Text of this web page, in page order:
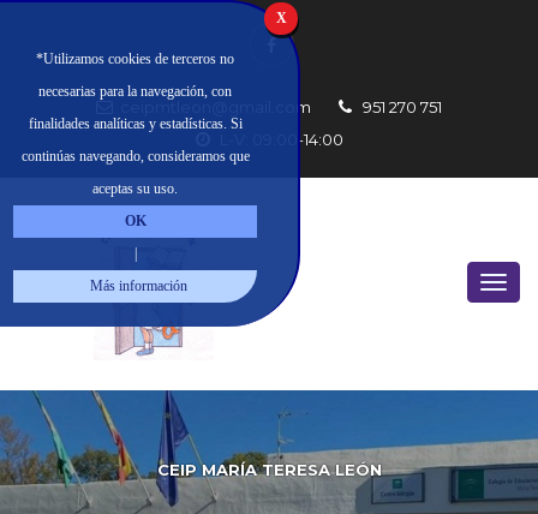
X
*Utilizamos cookies de terceros no
necesarias para la navegación, con
finalidades analíticas y estadísticas. Si
continúas navegando, consideramos que
aceptas su uso.
OK
Más información
ceipmtleon@gmail.com
951 270 751
L-V: 09:00-14:00
CEIP MARÍA TERESA LEÓN